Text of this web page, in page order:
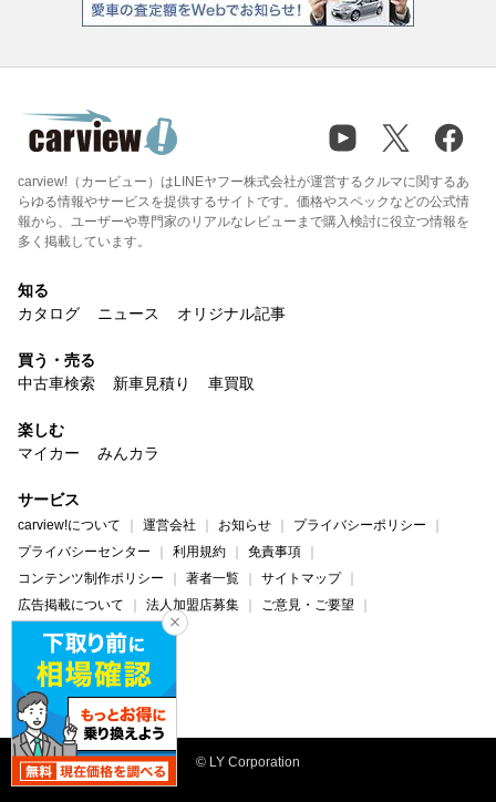
carview!（カービュー）はLINEヤフー株式会社が運営するクルマに関するあ
らゆる情報やサービスを提供するサイトです。価格やスペックなどの公式情
報から、ユーザーや専門家のリアルなレビューまで購入検討に役立つ情報を
多く掲載しています。
知る
カタログ
ニュース オリジナル記事
買う・売る
中古車検索
新車見積り 車買取
楽しむ
マイカー
みんカラ
サービス
carview!について 運営会社 お知らせ
プライバシーポリシー
プライバシーセンター
利用規約
免責事項
コンテンツ制作ポリシー
著者一覧
サイトマップ
広告掲載について
法人加盟店募集
ご意見・ご要望
ヘルプ・お問い合わせ
carview! Yahoo! JAPAN
© LY Corporation